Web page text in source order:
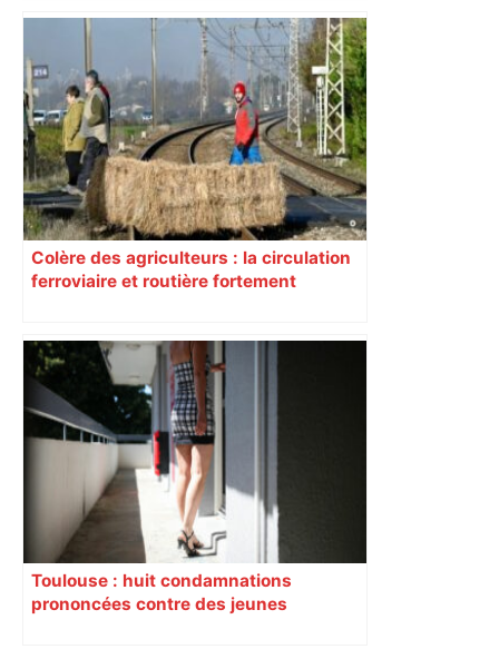
Près de Toulouse : dans cette zone
économique, un axe majeur va être
fermé en fin de soirée, voici les
déviations – Actu.fr
Colère des agriculteurs : la circulation
ferroviaire et routière fortement
Toulouse : huit condamnations
prononcées contre des jeunes